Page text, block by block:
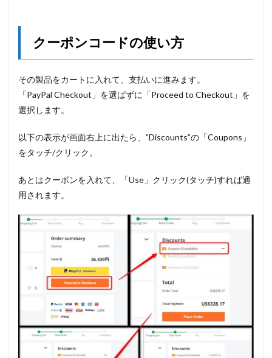
クーポンコードの使い方
その製品をカートに入れて、支払いに進みます。
「PayPal Checkout」を選ばずに「Proceed to Checkout」を
選択します。
以下の表示が画面右上に出たら、”Discounts”の「Coupons」
をタッチ/クリック。
あとはクーポンを入れて、「Use」クリック(タッチ)すれば適
用されます。